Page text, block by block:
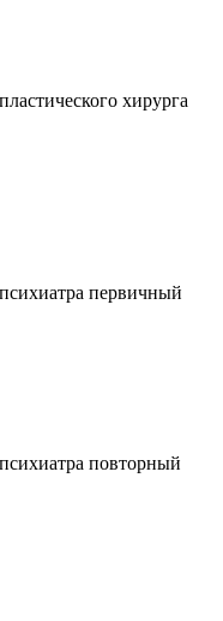
хирурга
первичный
повторный